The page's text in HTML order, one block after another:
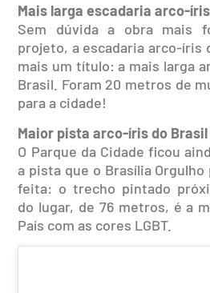
Mais larga escadaria arco-íris
Sem dúvida a obra mais
projeto, a escadaria arco-íris
mais um título: a mais larga
Brasil. Foram 20 metros de
para a cidade!
Maior pista arco-íris do Brasil
O Parque da Cidade ficou
a pista que o Brasília
feita: o trecho pintado
do lugar, de 76 metros, é a
País com as cores LGBT.